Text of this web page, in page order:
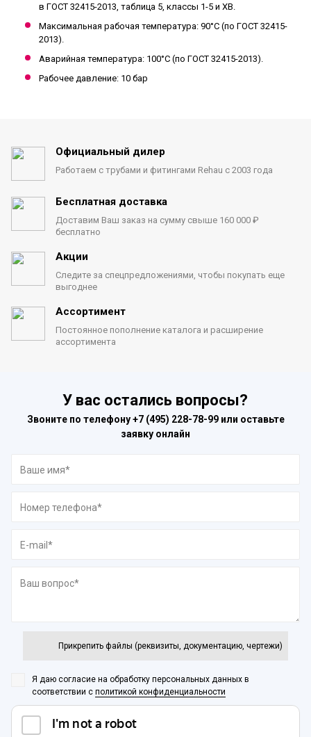
в ГОСТ 32415-2013, таблица 5, классы 1-5 и ХВ.
Максимальная рабочая температура: 90°C (по ГОСТ 32415-
2013).
Аварийная температура: 100°C (по ГОСТ 32415-2013).
Рабочее давление: 10 бар
Официальный дилер
Работаем с трубами и фитингами Rehau с 2003 года
Бесплатная доставка
Доставим Ваш заказ на сумму свыше 160 000 ₽
бесплатно
Акции
Следите за спецпредложениями, чтобы покупать еще
выгоднее
Ассортимент
Постоянное пополнение каталога и расширение
ассортимента
У вас остались вопросы?
Звоните по телефону+7 (495) 228-78-99или оставьте
заявку онлайн
Прикрепить файлы (реквизиты, документацию, чертежи)
Я даю согласие на обработку персональных данных в
соответствии с политикой конфиденциальности